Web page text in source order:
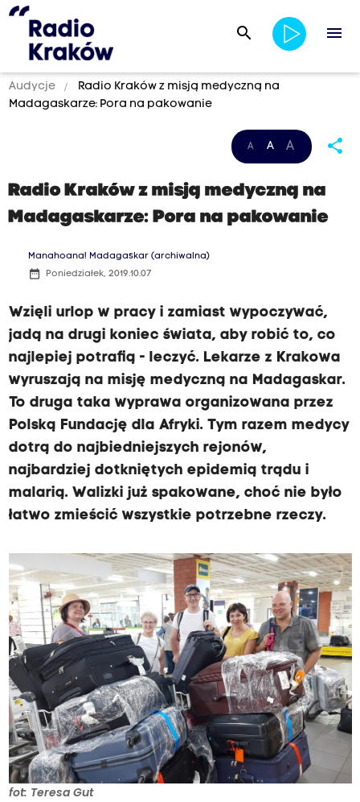
search menu
Audycje
Radio Kraków z misją medyczną na
Madagaskarze: Pora na pakowanie
A A A share
Radio Kraków z misją medyczną na
Madagaskarze: Pora na pakowanie
Manahoana! Madagaskar (archiwalna)
date_range Poniedziałek, 2019.10.07
Wzięli urlop w pracy i zamiast wypoczywać,
jadą na drugi koniec świata, aby robić to, co
najlepiej potrafią - leczyć. Lekarze z Krakowa
wyruszają na misję medyczną na Madagaskar.
To druga taka wyprawa organizowana przez
Polską Fundację dla Afryki. Tym razem medycy
dotrą do najbiedniejszych rejonów,
najbardziej dotkniętych epidemią trądu i
malarią. Walizki już spakowane, choć nie było
łatwo zmieścić wszystkie potrzebne rzeczy.
fot: Teresa Gut